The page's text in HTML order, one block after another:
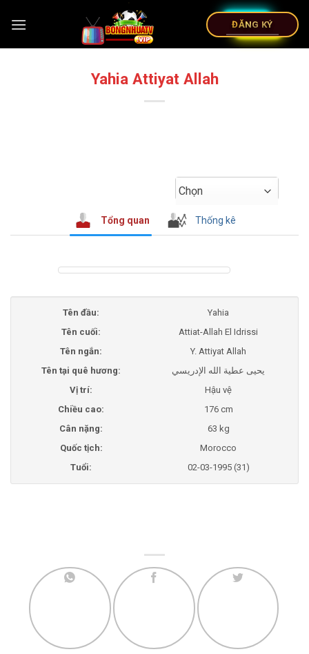
ĐĂNG KÝ
Yahia Attiyat Allah
Chọn
Tổng quan Thống kê
Tên đầu:
Yahia
Tên cuối:
Attiat-Allah El Idrissi
Tên ngắn:
Y. Attiyat Allah
Tên tại quê hương:
يحيى عطية الله الإدريسي
Vị trí:
Hậu vệ
Chiều cao:
176 cm
Cân nặng:
63 kg
Quốc tịch:
Morocco
Tuổi:
02-03-1995 (31)